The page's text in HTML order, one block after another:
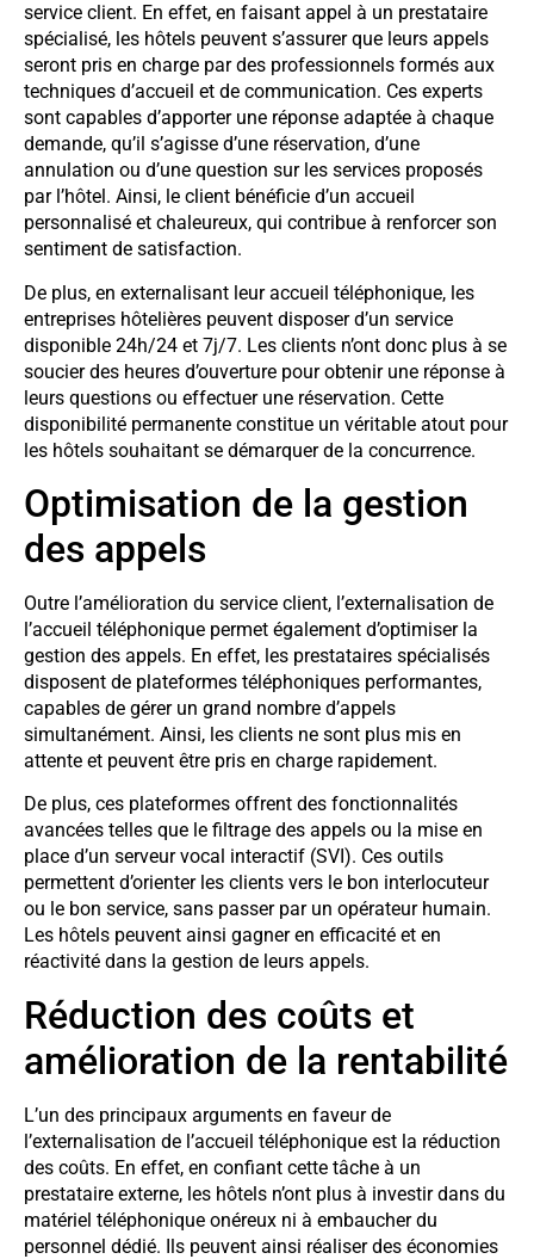
service client. En effet, en faisant appel à un prestataire
spécialisé, les hôtels peuvent s’assurer que leurs appels
seront pris en charge par des professionnels formés aux
techniques d’accueil et de communication. Ces experts
sont capables d’apporter une réponse adaptée à chaque
demande, qu’il s’agisse d’une réservation, d’une
annulation ou d’une question sur les services proposés
par l’hôtel. Ainsi, le client bénéficie d’un accueil
personnalisé et chaleureux, qui contribue à renforcer son
sentiment de satisfaction.
De plus, en externalisant leur accueil téléphonique, les
entreprises hôtelières peuvent disposer d’un service
disponible 24h/24 et 7j/7. Les clients n’ont donc plus à se
soucier des heures d’ouverture pour obtenir une réponse à
leurs questions ou effectuer une réservation. Cette
disponibilité permanente constitue un véritable atout pour
les hôtels souhaitant se démarquer de la concurrence.
Optimisation de la gestion
des appels
Outre l’amélioration du service client, l’externalisation de
l’accueil téléphonique permet également d’optimiser la
gestion des appels. En effet, les prestataires spécialisés
disposent de plateformes téléphoniques performantes,
capables de gérer un grand nombre d’appels
simultanément. Ainsi, les clients ne sont plus mis en
attente et peuvent être pris en charge rapidement.
De plus, ces plateformes offrent des fonctionnalités
avancées telles que le filtrage des appels ou la mise en
place d’un serveur vocal interactif (SVI). Ces outils
permettent d’orienter les clients vers le bon interlocuteur
ou le bon service, sans passer par un opérateur humain.
Les hôtels peuvent ainsi gagner en efficacité et en
réactivité dans la gestion de leurs appels.
Réduction des coûts et
amélioration de la rentabilité
L’un des principaux arguments en faveur de
l’externalisation de l’accueil téléphonique est la réduction
des coûts. En effet, en confiant cette tâche à un
prestataire externe, les hôtels n’ont plus à investir dans du
matériel téléphonique onéreux ni à embaucher du
personnel dédié. Ils peuvent ainsi réaliser des économies